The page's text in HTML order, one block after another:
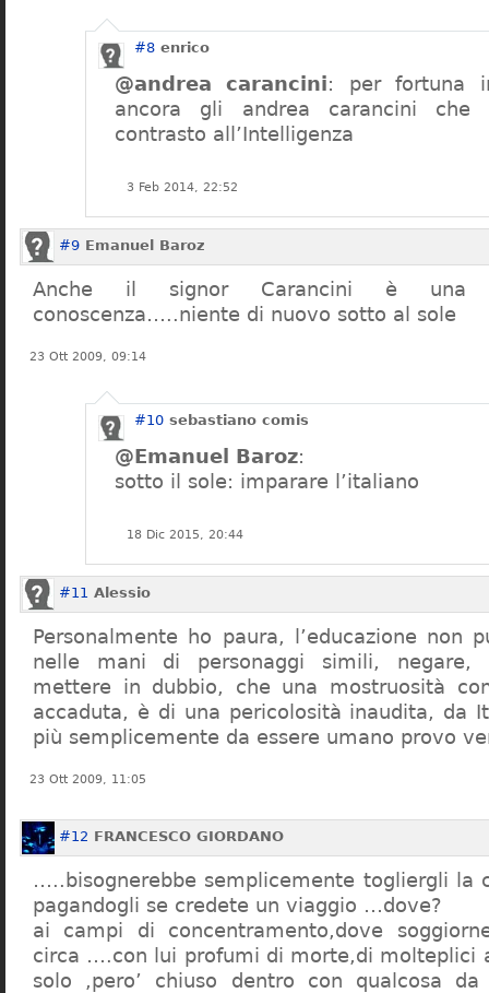
#8 enrico
@andrea carancini: per fortuna
ancora gli andrea carancini
contrasto all’Intelligenza
3 Feb 2014, 22:52
#9 Emanuel Baroz
Anche il signor Carancini è una
conoscenza…..niente di nuovo sotto al sole
23 Ott 2009, 09:14
#10 sebastiano comis
@Emanuel Baroz:
sotto il sole: imparare l’italiano
18 Dic 2015, 20:44
#11 Alessio
Personalmente ho paura, l’educazione non
nelle mani di personaggi simili, negare,
mettere in dubbio, che una mostruosità
accaduta, è di una pericolosità inaudita, da
più semplicemente da essere umano provo
23 Ott 2009, 11:05
#12 FRANCESCO GIORDANO
…..bisognerebbe semplicemente togliergli la
pagandogli se credete un viaggio …dove?
ai campi di concentramento,dove
circa ….con lui profumi di morte,di molteplici
solo ,pero’ chiuso dentro con qualcosa